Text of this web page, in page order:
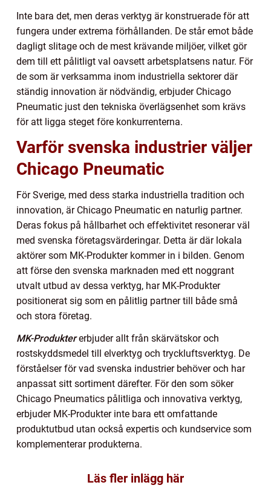
Inte bara det, men deras verktyg är konstruerade för att
fungera under extrema förhållanden. De står emot både
dagligt slitage och de mest krävande miljöer, vilket gör
dem till ett pålitligt val oavsett arbetsplatsens natur. För
de som är verksamma inom industriella sektorer där
ständig innovation är nödvändig, erbjuder Chicago
Pneumatic just den tekniska överlägsenhet som krävs
för att ligga steget före konkurrenterna.
Varför svenska industrier väljer
Chicago Pneumatic
För Sverige, med dess starka industriella tradition och
innovation, är Chicago Pneumatic en naturlig partner.
Deras fokus på hållbarhet och effektivitet resonerar väl
med svenska företagsvärderingar. Detta är där lokala
aktörer som MK-Produkter kommer in i bilden. Genom
att förse den svenska marknaden med ett noggrant
utvalt utbud av dessa verktyg, har MK-Produkter
positionerat sig som en pålitlig partner till både små
och stora företag.
MK-Produktererbjuder allt från skärvätskor och
rostskyddsmedel till elverktyg och tryckluftsverktyg. De
förståelser för vad svenska industrier behöver och har
anpassat sitt sortiment därefter. För den som söker
Chicago Pneumatics pålitliga och innovativa verktyg,
erbjuder MK-Produkter inte bara ett omfattande
produktutbud utan också expertis och kundservice som
komplementerar produkterna.
Läs fler inlägg här